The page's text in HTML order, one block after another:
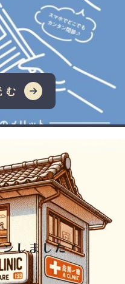
む
しました！